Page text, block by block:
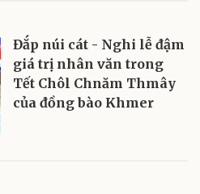
Đắp núi cát - Nghi lễ đậm
giá trị nhân văn trong
Tết Chôl Chnăm Thmây
của đồng bào Khmer